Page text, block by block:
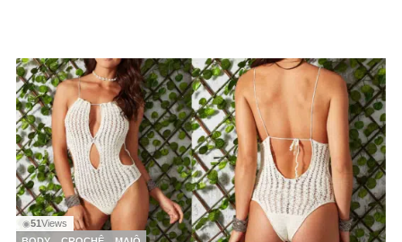
◉51 Views